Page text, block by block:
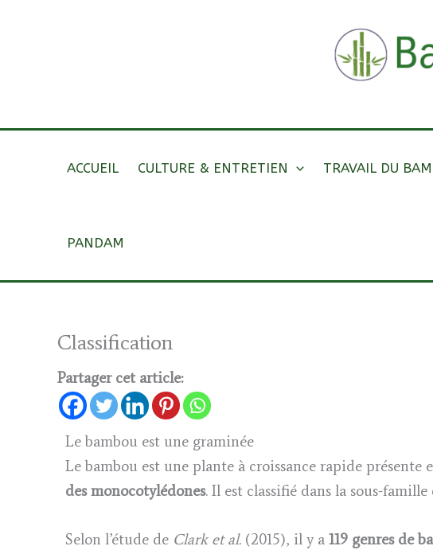
ACCUEIL CULTURE & ENTRETIEN TRAVAIL DU
PANDAM
Classification
Partager cet article:
Le bambou est une graminée
Le bambou est une plante à croissance rapide
des monocotylédones. Il est classifié dans la sous-famille
Selon l’étude de Clark et al. (2015), il y a 119 genres de